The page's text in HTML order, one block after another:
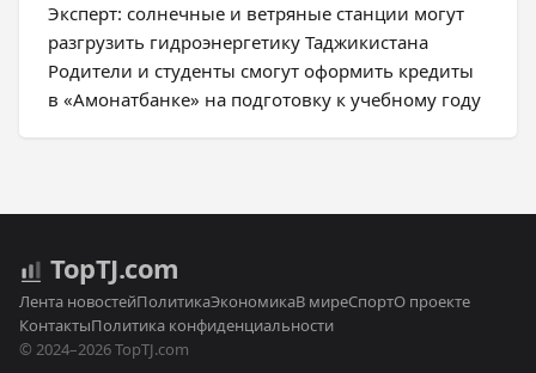
Эксперт: солнечные и ветряные станции могут
разгрузить гидроэнергетику Таджикистана
Родители и студенты смогут оформить кредиты
в «Амонатбанке» на подготовку к учебному году
TopTJ.com
Лента новостейПолитикаЭкономикаВ миреСпортО проекте
КонтактыПолитика конфиденциальности
© 2024–2026 TopTJ.com